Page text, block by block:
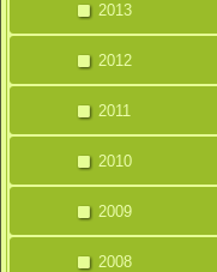
2013
2012
2011
2010
2009
2008